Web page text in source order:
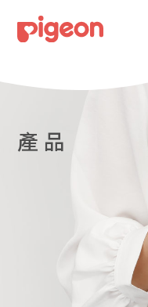
產 品